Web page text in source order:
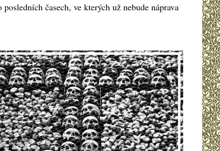
časech, ve kterých už nebude náprava